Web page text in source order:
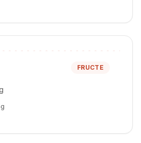
FRUCTE
g